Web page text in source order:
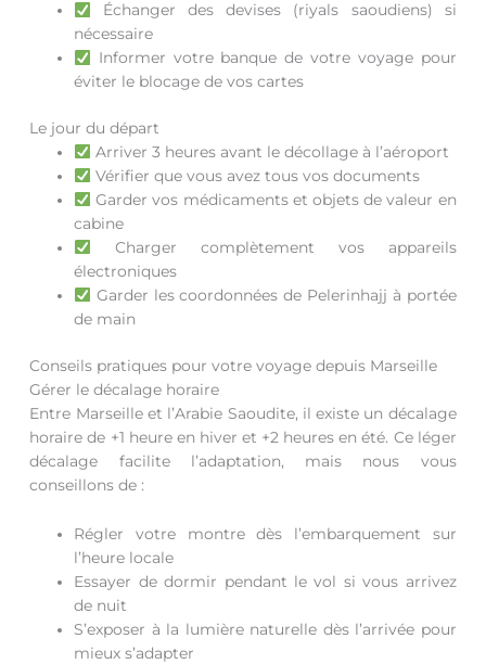
Échanger des devises (riyals saoudiens) si
nécessaire
Informer votre banque de votre voyage pour
éviter le blocage de vos cartes
Le jour du départ
Arriver 3 heures avant le décollage à l’aéroport
Vérifier que vous avez tous vos documents
Garder vos médicaments et objets de valeur en
cabine
Charger complètement vos appareils
électroniques
Garder les coordonnées de Pelerinhajj à portée
de main
Conseils pratiques pour votre voyage depuis Marseille
Gérer le décalage horaire
Entre Marseille et l’Arabie Saoudite, il existe un décalage
horaire de +1 heure en hiver et +2 heures en été. Ce léger
décalage facilite l’adaptation, mais nous vous
conseillons de :
Régler votre montre dès l’embarquement sur
l’heure locale
Essayer de dormir pendant le vol si vous arrivez
de nuit
S’exposer à la lumière naturelle dès l’arrivée pour
mieux s’adapter